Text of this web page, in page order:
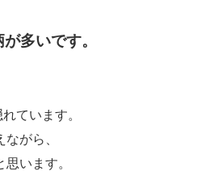
多いです。
ています。
がら、
います。